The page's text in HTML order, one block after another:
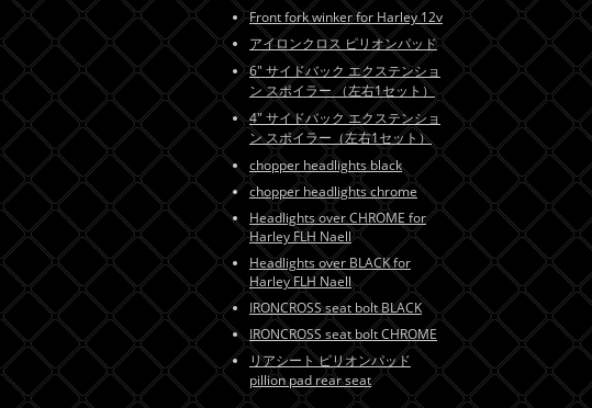
Front fork winker for Harley 12v
アイロンクロス ピリオンパッド
6" サイドバック エクステンショ
ン スポイラー （左右1セット）
4" サイドバック エクステンショ
ン スポイラー（左右1セット）
chopper headlights black
chopper headlights chrome
Headlights over CHROME for
Harley FLH Naell
Headlights over BLACK for
Harley FLH Naell
IRONCROSS seat bolt BLACK
IRONCROSS seat bolt CHROME
リアシート ピリオンパッド
pillion pad rear seat